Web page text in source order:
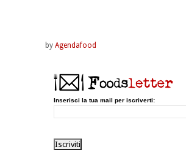
by Agendafood
Inserisci la tua mail per iscriverti: